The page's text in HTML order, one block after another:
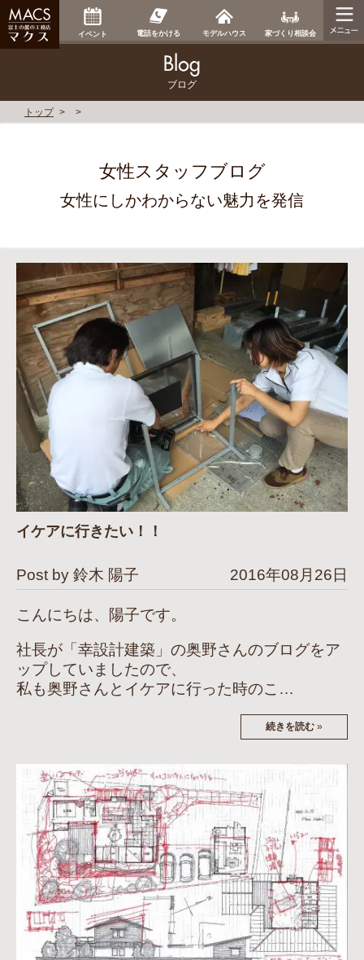
イベント 電話をかける モデルハウス 家づくり相談会
ブログ
トップ
女性スタッフブログ
女性にしかわからない魅力を発信
イケアに行きたい！！
Post by 鈴木 陽子 2016年08月26日
こんにちは、陽子です。
社長が「幸設計建築」の奥野さんのブログをア
ップしていましたので、
私も奥野さんとイケアに行った時のこ…
続きを読む »